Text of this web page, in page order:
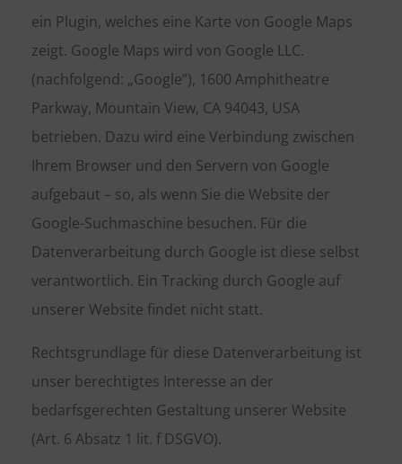
ein Plugin, welches eine Karte von Google Maps
zeigt. Google Maps wird von Google LLC.
(nachfolgend: „Google”), 1600 Amphitheatre
Parkway, Mountain View, CA 94043, USA
betrieben. Dazu wird eine Verbindung zwischen
Ihrem Browser und den Servern von Google
aufgebaut – so, als wenn Sie die Website der
Google-Suchmaschine besuchen. Für die
Datenverarbeitung durch Google ist diese selbst
verantwortlich. Ein Tracking durch Google auf
unserer Website findet nicht statt.
Rechtsgrundlage für diese Datenverarbeitung ist
unser berechtigtes Interesse an der
bedarfsgerechten Gestaltung unserer Website
(Art. 6 Absatz 1 lit. f DSGVO).